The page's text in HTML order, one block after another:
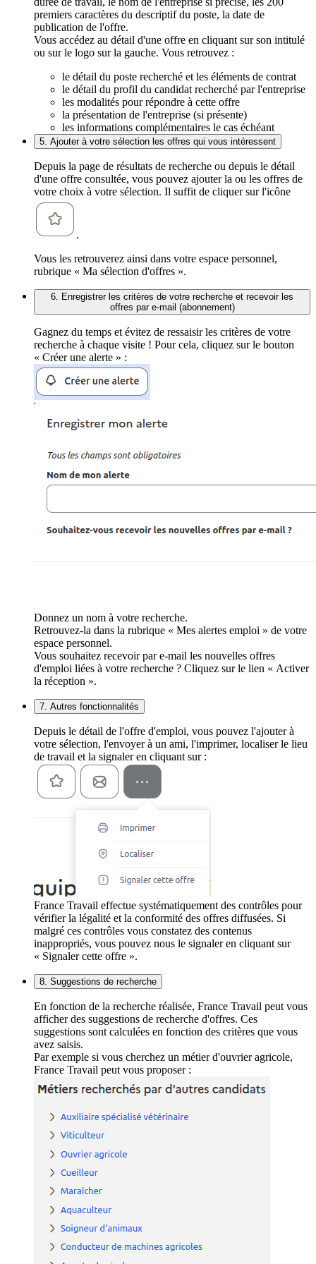
premiers caractères du descriptif du poste, la date de
publication de l'offre.
Vous accédez au détail d'une offre en cliquant sur son intitulé
ou sur le logo sur la gauche. Vous retrouvez :
le détail du poste recherché et les éléments de contrat
le détail du profil du candidat recherché par l'entreprise
les modalités pour répondre à cette offre
la présentation de l'entreprise (si présente)
les informations complémentaires le cas échéant
5. Ajouter à votre sélection les offres qui vous intéressent
Depuis la page de résultats de recherche ou depuis le détail
d'une offre consultée, vous pouvez ajouter la ou les offres de
votre choix à votre sélection. Il suffit de cliquer sur l'icône
.
Vous les retrouverez ainsi dans votre espace personnel,
rubrique « Ma sélection d'offres ».
6. Enregistrer les critères de votre recherche et recevoir les
offres par e-mail (abonnement)
Gagnez du temps et évitez de ressaisir les critères de votre
recherche à chaque visite ! Pour cela, cliquez sur le bouton
« Créer une alerte » :
Donnez un nom à votre recherche.
Retrouvez-la dans la rubrique « Mes alertes emploi » de votre
espace personnel.
Vous souhaitez recevoir par e-mail les nouvelles offres
d'emploi liées à votre recherche ? Cliquez sur le lien « Activer
la réception ».
7. Autres fonctionnalités
Depuis le détail de l'offre d'emploi, vous pouvez l'ajouter à
votre sélection, l'envoyer à un ami, l'imprimer, localiser le lieu
de travail et la signaler en cliquant sur :
France Travail effectue systématiquement des contrôles pour
vérifier la légalité et la conformité des offres diffusées. Si
malgré ces contrôles vous constatez des contenus
inappropriés, vous pouvez nous le signaler en cliquant sur
« Signaler cette offre ».
8. Suggestions de recherche
En fonction de la recherche réalisée, France Travail peut vous
afficher des suggestions de recherche d'offres. Ces
suggestions sont calculées en fonction des critères que vous
avez saisis.
Par exemple si vous cherchez un métier d'ouvrier agricole,
France Travail peut vous proposer :